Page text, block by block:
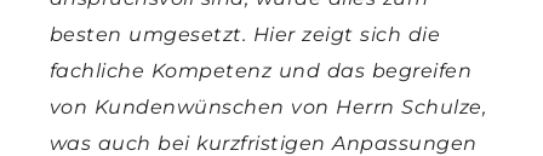
besten umgesetzt. Hier zeigt sich die
fachliche Kompetenz und das begreifen
von Kundenwünschen von Herrn Schulze,
was auch bei kurzfristigen Anpassungen